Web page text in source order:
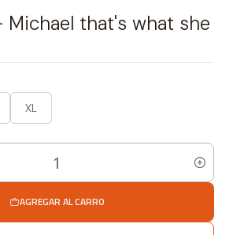
Michael that's what she
XL
AGREGAR AL CARRO